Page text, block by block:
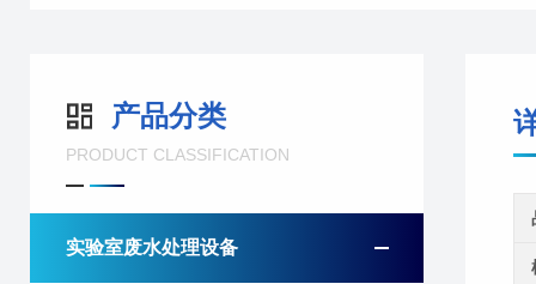
产品分类
PRODUCT CLASSIFICATION
实验室废水处理设备